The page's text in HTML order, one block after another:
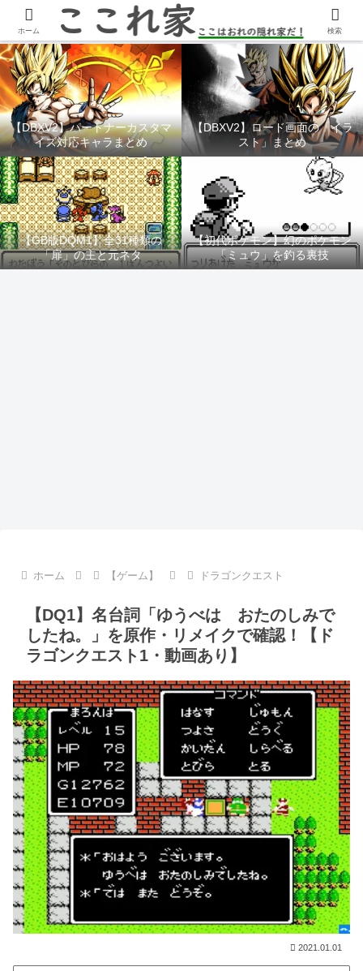
YouTubeチャンネル「ここれ家」
【DBXV2】パートナーカスタマ
イズ対応キャラまとめ
【DBXV2】ロード画面の「イラ
スト」まとめ
【GB版DQM1】全31種類の
「扉」の主と元ネタ
【初代ポケモン】幻のポケモン
「ミュウ」を釣る裏技
ホーム 【ゲーム】 ドラゴンクエスト
【DQ1】名台詞「ゆうべは おたのしみで
したね。」を原作・リメイクで確認！【ド
ラゴンクエスト1・動画あり】
2021.01.01
ホーム 検索